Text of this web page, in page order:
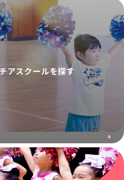
アスクールを探す